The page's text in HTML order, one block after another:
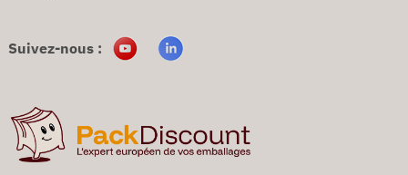
Suivez-nous :